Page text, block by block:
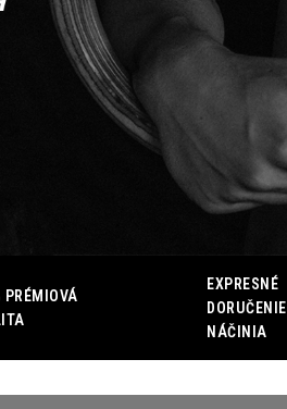
PRÉMIOVÁ
EXPRESNÉ
DORUČENIE
NÁČINIA